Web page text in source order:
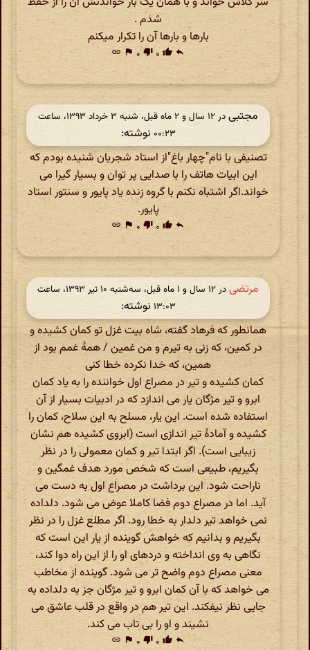
شدم .
بارها و بارها آن را تکرار میکنم
reply
thumb_up ۰ thumb_down ۰ flag
link
مجتبی
در ‫۱۲ سال و ۲ ماه قبل، شنبه ۳ خرداد ۱۳۹۳، ساعت
۰۰:۲۳ نوشته:
تصنیفی با نام"چهار باغ"از استاد شجریان شنیده بودم که
این ابیات هاتف را با صدایی پر توان و بسیار گیرا می
خواند.اگر اشتباه نکنم با گروه زنده یاد پایور و سنتور استاد
پایور.
reply
thumb_up ۰ thumb_down ۰ flag
link
مرتضی
در ‫۱۲ سال و ۱ ماه قبل، سه‌شنبه ۱۰ تیر ۱۳۹۳، ساعت
۱۳:۰۳ نوشته:
همانطور که فرهاد گفته، شاه بیت غزل تو کمان کشیده و
در کمین، که زنی به تیرم و من غمین / همۀ غمم بود از
همین، که خدا نکرده خطا کنی
کمان کشیده و تیر در مصراع اول خواننده را به یاد کمان
ابرو و تیر مژگان یار می اندازد که در ادبیات بسیار از آن
استفاده شده است. این یار، مسلح به این سلاح، کمان را
کشیده و آمادۀ تیر اندازی است (ابروی کشیده هم نشان
زیبایی است). اگر ابتدا تیر و کمان معمولی را در نظر
بگیریم، طبیعی است که شخص مورد هدف غمگین و
ناراحت شود. این برداشت در مصراع اول به دست می
آید. اما در مصراع دوم فضا کاملا عوض می شود. دلداده
نمی خواهد تیر دلدار به خطا رود. اگر مطلع غزل را در نظر
بگیریم و بدانیم که خواهش گوینده از یار این است که
نگاهی به وی انداخته و دردهای او را از این راه دوا کند،
معنی مصراع دوم واضح تر می شود. گوینده از مخاطب
می خواهد که با آن کمان ابرو و تیر مژگان جز به دلداده به
جایی نظر نیفکند. این تیر هم در واقع در قلب عاشق می
نشیند و او را بی تاب می کند.
reply
thumb_up ۰ thumb_down ۰ flag
link